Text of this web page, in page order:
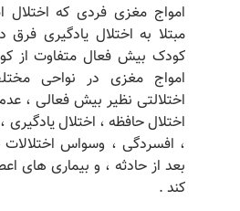
امواج مغزی فردی که اختلال
مبتلا به اختلال یادگیری فرق
کودک بیش فعال متفاوت از
امواج مغزی در نواحی
اختلالتی نظیر بیش فعالی ،
اختلال حافظه ، اختلال یادگیری
، افسردگی ، وسواس
بعد از حادثه ، و بیماری های
کند .